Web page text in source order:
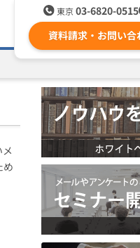
kintone（キントーン
Webプッシュ通知
（当社グル
高速に送る 組
デ
メール配信用語集
資料請求・お問い合
東京 03-6820-0515
め